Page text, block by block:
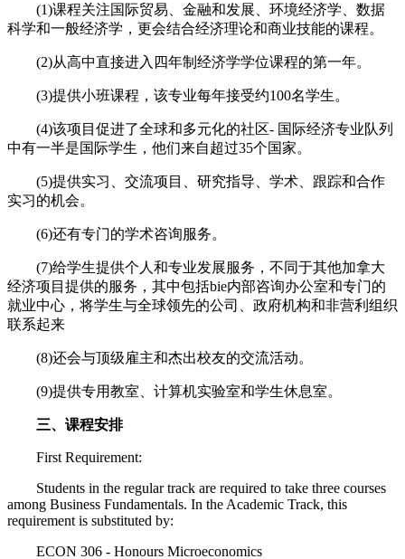
(1)课程关注国际贸易、金融和发展、环境经济学、数据
科学和一般经济学，更会结合经济理论和商业技能的课程。
(2)从高中直接进入四年制经济学学位课程的第一年。
(3)提供小班课程，该专业每年接受约100名学生。
(4)该项目促进了全球和多元化的社区- 国际经济专业队列
中有一半是国际学生，他们来自超过35个国家。
(5)提供实习、交流项目、研究指导、学术、跟踪和合作
实习的机会。
(6)还有专门的学术咨询服务。
(7)给学生提供个人和专业发展服务，不同于其他加拿大
经济项目提供的服务，其中包括bie内部咨询办公室和专门的
就业中心，将学生与全球领先的公司、政府机构和非营利组织
联系起来
(8)还会与顶级雇主和杰出校友的交流活动。
(9)提供专用教室、计算机实验室和学生休息室。
三、课程安排
First Requirement:
Students in the regular track are required to take three courses
among Business Fundamentals. In the Academic Track, this
requirement is substituted by:
ECON 306 - Honours Microeconomics